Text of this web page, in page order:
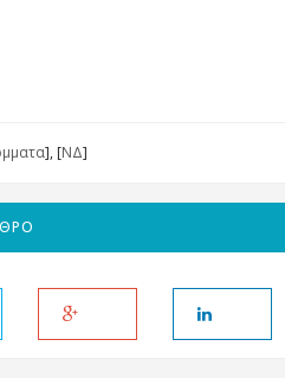
], [ΝΔ]